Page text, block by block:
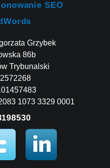
SEO
Grzybek
86b
Trybunalski
1073 3329 0001